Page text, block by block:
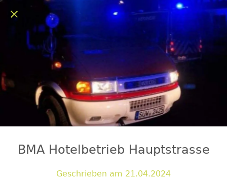
BMA Hotelbetrieb Hauptstrasse
Geschrieben am 21.04.2024